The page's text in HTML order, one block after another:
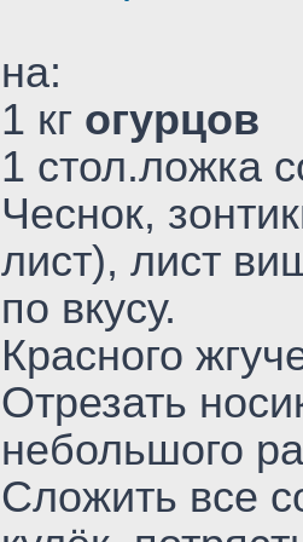
на:
1 кг огурцов
1 стол.ложка
Чеснок,
лист), лист
по вкусу.
Красного
Отрезать
небольшого
Сложить все